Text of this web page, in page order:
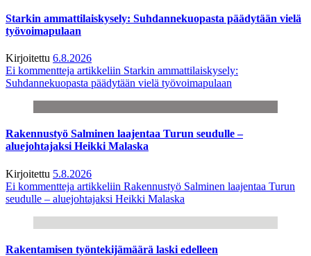
Starkin ammattilaiskysely: Suhdannekuopasta päädytään vielä
työvoimapulaan
Kirjoitettu 6.8.2026
Ei kommentteja artikkeliin Starkin ammattilaiskysely:
Suhdannekuopasta päädytään vielä työvoimapulaan
Rakennustyö Salminen laajentaa Turun seudulle –
aluejohtajaksi Heikki Malaska
Kirjoitettu 5.8.2026
Ei kommentteja artikkeliin Rakennustyö Salminen laajentaa Turun
seudulle – aluejohtajaksi Heikki Malaska
Rakentamisen työntekijämäärä laski edelleen